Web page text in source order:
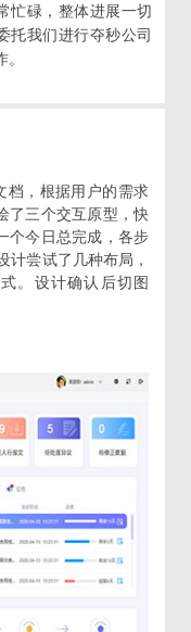
忙碌，整体进展一切
托我们进行夺秒公司
档，根据用户的需求
了三个交互原型，快
个今日总完成，各步
计尝试了几种布局，
。设计确认后切图